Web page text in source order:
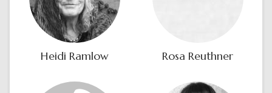
Heidi Ramlow Rosa Reuthner